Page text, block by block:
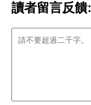
讀者留言反饋: